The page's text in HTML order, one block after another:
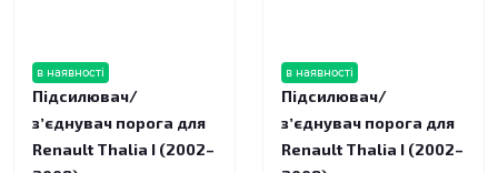
в наявності
Підсилювач/
зʼєднувач порога для
Renault Thalia I (2002–
в наявності
Підсилювач/
зʼєднувач порога для
Renault Thalia I (2002–